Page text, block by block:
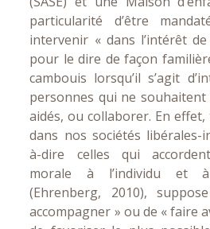
particularité d’être
intervenir « dans l’intérêt
pour le dire de façon
cambouis lorsqu’il s’agit
personnes qui ne
aidés, ou collaborer. En
dans nos sociétés libérales-
à-dire celles qui
morale à l’individu et
(Ehrenberg, 2010),
accompagner » ou de « faire